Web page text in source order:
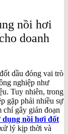
nồi hơi
doanh
dầu đóng vai trò
nghiệp như
Tuy nhiên, trong
gặp phải nhiều sự
chí gây gián đoạn
dụng nồi hơi đốt
lý kịp thời và